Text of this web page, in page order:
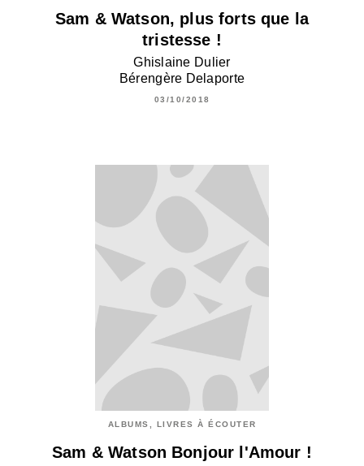
Sam & Watson, plus forts que la
tristesse !
Ghislaine Dulier
Bérengère Delaporte
03/10/2018
ALBUMS, LIVRES À ÉCOUTER
Sam & Watson Bonjour l'Amour !